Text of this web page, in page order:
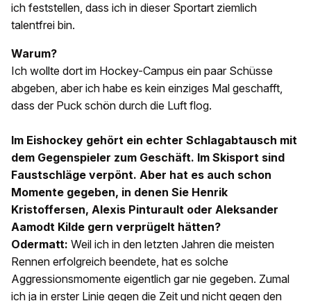
ich feststellen, dass ich in dieser Sportart ziemlich
talentfrei bin.
Warum?
Ich wollte dort im Hockey-Campus ein paar Schüsse
abgeben, aber ich habe es kein einziges Mal geschafft,
dass der Puck schön durch die Luft flog.
Im Eishockey gehört ein echter Schlagabtausch mit
dem Gegenspieler zum Geschäft. Im Skisport sind
Faustschläge verpönt. Aber hat es auch schon
Momente gegeben, in denen Sie Henrik
Kristoffersen, Alexis Pinturault oder Aleksander
Aamodt Kilde gern verprügelt hätten?
Odermatt: Weil ich in den letzten Jahren die meisten
Rennen erfolgreich beendete, hat es solche
Aggressionsmomente eigentlich gar nie gegeben. Zumal
ich ja in erster Linie gegen die Zeit und nicht gegen den